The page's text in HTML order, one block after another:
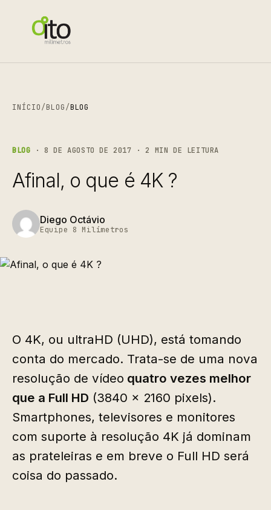
INÍCIO/BLOG/BLOG
BLOG · 8 DE AGOSTO DE 2017 · 2 MIN DE LEITURA
Afinal, o que é 4K ?
Diego Octávio
Equipe 8 Milímetros
O 4K, ou ultraHD (UHD), está tomando
conta do mercado. Trata-se de uma nova
resolução de vídeo quatro vezes melhor
que a Full HD (3840 x 2160 pixels).
Smartphones, televisores e monitores
com suporte à resolução 4K já dominam
as prateleiras e em breve o Full HD será
coisa do passado.